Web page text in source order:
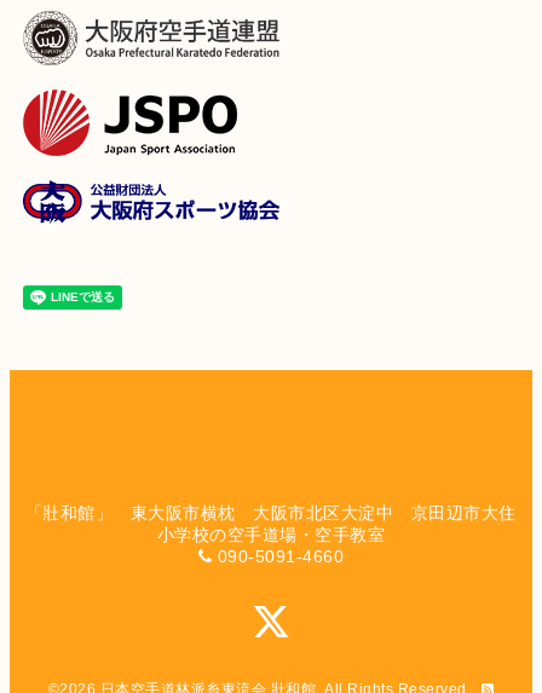
「壯和館」 東大阪市横枕 大阪市北区大淀中 京田辺市大住
小学校の空手道場・空手教室
090-5091-4660